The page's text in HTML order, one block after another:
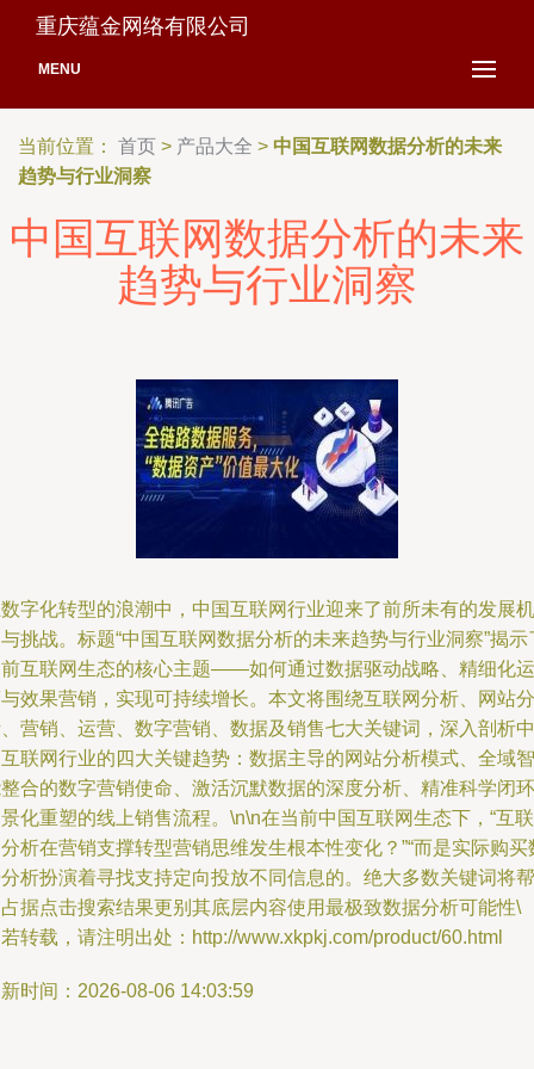
重庆蕴金网络有限公司
MENU
当前位置： 首页 > 产品大全 > 中国互联网数据分析的未来
趋势与行业洞察
中国互联网数据分析的未来
趋势与行业洞察
字化转型的浪潮中，中国互联网行业迎来了前所未有的发展机
挑战。标题“中国互联网数据分析的未来趋势与行业洞察”揭示
互联网生态的核心主题——如何通过数据驱动战略、精细化运
效果营销，实现可持续增长。本文将围绕互联网分析、网站分
营销、运营、数字营销、数据及销售七大关键词，深入剖析中
联网行业的四大关键趋势：数据主导的网站分析模式、全域智
合的数字营销使命、激活沉默数据的深度分析、精准科学闭环
化重塑的线上销售流程。\n\n在当前中国互联网生态下，“互联
析在营销支撑转型营销思维发生根本性变化？”“而是实际购买
析扮演着寻找支持定向投放不同信息的。绝大多数关键词将帮
据点击搜索结果更别其底层内容使用最极致数据分析可能性\
转载，请注明出处：http://www.xkpkj.com/product/60.html
时间：2026-08-06 14:03:59